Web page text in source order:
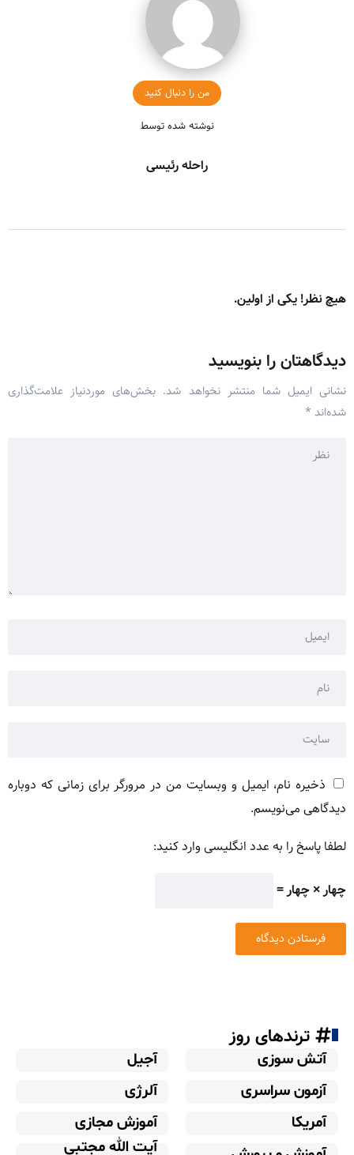
من را دنبال کنید
نوشته شده توسط
راحله رئیسی
هیچ نظر! یکی از اولین.
دیدگاهتان را بنویسید
نشانی ایمیل شما منتشر نخواهد شد. بخش‌های موردنیاز علامت‌گذاری
شده‌اند *
ذخیره نام، ایمیل و وبسایت من در مرورگر برای زمانی که دوباره
دیدگاهی می‌نویسم.
لطفا پاسخ را به عدد انگلیسی وارد کنید:
چهار × چهار =
ترندهای روز
آتش سوزی
آجیل
آزمون سراسری
آلرژی
آمریکا
آموزش مجازی
آیت الله مجتبی